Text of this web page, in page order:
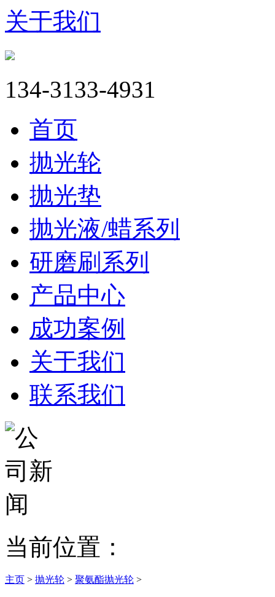
关于我们
134-3133-4931
首页
抛光轮
抛光垫
抛光液/蜡系列
研磨刷系列
产品中心
成功案例
关于我们
联系我们
当前位置：
主页 > 抛光轮 > 聚氨酯抛光轮 >